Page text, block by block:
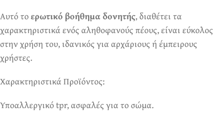
Αυτό τοερωτικό βοήθημα δονητής, διαθέτει τα
χαρακτηριστικά ενός αληθοφανούς πέους, είναι εύκολος
στην χρήση του, ιδανικός για αρχάριους ή έμπειρους
χρήστες.
Χαρακτηριστικά Προϊόντος:
Υποαλλεργικό tpr, ασφαλές για το σώμα.